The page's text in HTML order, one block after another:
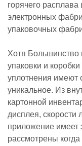
горячего
электронных
упаковочных
Хотя Большинство
упаковки и
уплотнения имеют
уникальное. Из
картонной
дисплея, скорости
приложение
рассмотрены